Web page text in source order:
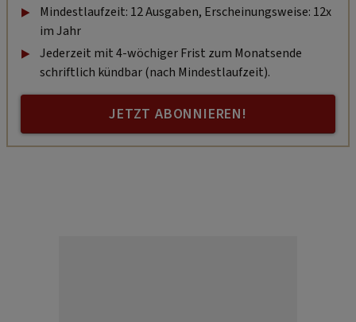
Mindestlaufzeit: 12 Ausgaben, Erscheinungsweise: 12x
im Jahr
Jederzeit mit 4-wöchiger Frist zum Monatsende
schriftlich kündbar (nach Mindestlaufzeit).
JETZT ABONNIEREN!